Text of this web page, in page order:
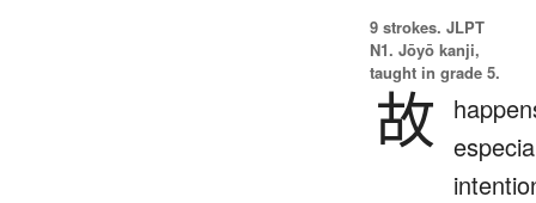
9 strokes. JLPT
N1. Jōyō kanji,
taught in grade 5.
故